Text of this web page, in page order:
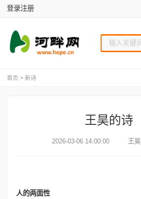
登录注册
首页 > 新诗
王昊的诗
2026-03-06 14:00:00 王昊
人的两面性